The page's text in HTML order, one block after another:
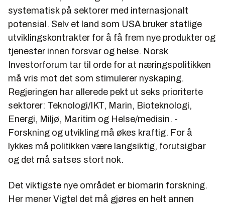
systematisk på sektorer med internasjonalt
potensial. Selv et land som USA bruker statlige
utviklingskontrakter for å få frem nye produkter og
tjenester innen forsvar og helse. Norsk
Investorforum tar til orde for at næringspolitikken
må vris mot det som stimulerer nyskaping.
Regjeringen har allerede pekt ut seks prioriterte
sektorer: Teknologi/IKT, Marin, Bioteknologi,
Energi, Miljø, Maritim og Helse/medisin. -
Forskning og utvikling må økes kraftig. For å
lykkes må politikken være langsiktig, forutsigbar
og det må satses stort nok.
Det viktigste nye området er biomarin forskning.
Her mener Vigtel det må gjøres en helt annen